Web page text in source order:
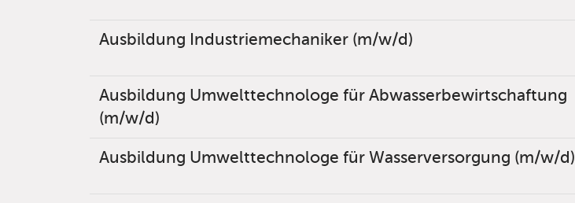
Ausbildung Industriemechaniker (m/w/d)
Ausbildung Umwelttechnologe für Abwasserbewirtschaftung
(m/w/d)
Ausbildung Umwelttechnologe für Wasserversorgung (m/w/d)